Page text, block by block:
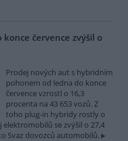
července zvýšil o
Prodej nových aut s hybridním
pohonem od ledna do konce
července vzrostl o 16,3
procenta na 43 653 vozů. Z
toho plug-in hybridy rostly o
elektromobilů se zvýšil o 27,4
Svaz dovozců automobilů.